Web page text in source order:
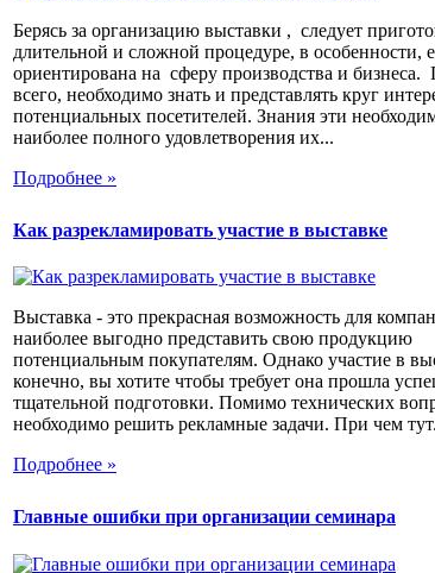
Берясь за организацию выставки , следует
длительной и сложной процедуре, в особенности,
ориентирована на сферу производства и бизнеса.
всего, необходимо знать и представлять круг
потенциальных посетителей. Знания эти
наиболее полного удовлетворения их...
Подробнее »
Как разрекламировать участие в выставке
Выставка - это прекрасная возможность для
наиболее выгодно представить свою продукцию
потенциальным покупателям. Однако участие в
конечно, вы хотите чтобы требует она прошла
тщательной подготовки. Помимо технических
необходимо решить рекламные задачи. При чем
Подробнее »
Главные ошибки при организации семинара